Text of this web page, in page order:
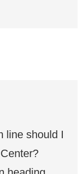
line should I